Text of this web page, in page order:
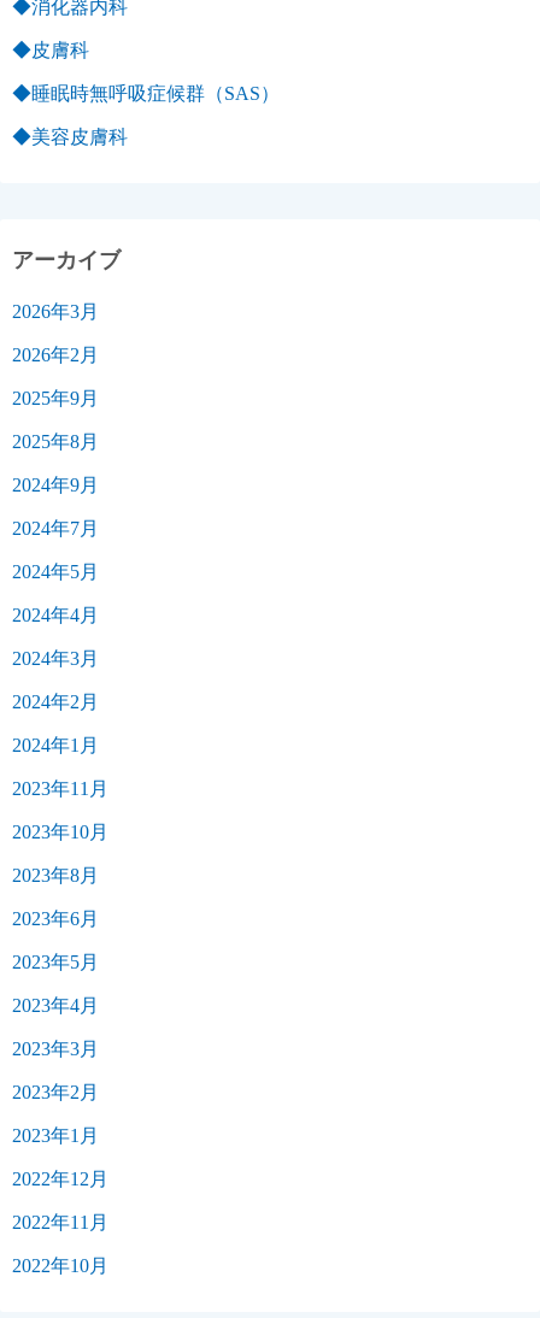
◆消化器内科
◆皮膚科
◆睡眠時無呼吸症候群（SAS）
◆美容皮膚科
アーカイブ
2026年3月
2026年2月
2025年9月
2025年8月
2024年9月
2024年7月
2024年5月
2024年4月
2024年3月
2024年2月
2024年1月
2023年11月
2023年10月
2023年8月
2023年6月
2023年5月
2023年4月
2023年3月
2023年2月
2023年1月
2022年12月
2022年11月
2022年10月